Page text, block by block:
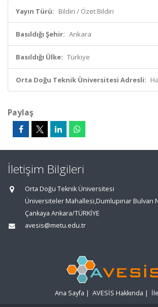
Yayın Türü: Bildiri / Özet Bildiri
Basıldığı Şehir: Ankara
Basıldığı Ülke: Türkiye
Orta Doğu Teknik Üniversitesi Adresli:
Paylaş
İletişim Bilgileri
Orta Doğu Teknik Üniversitesi
Üniversiteler Mahallesi,Dumlupınar Bulvarı
Çankaya Ankara/TÜRKİYE
avesis@metu.edu.tr
Ana Sayfa | AVESİS Hakkında |